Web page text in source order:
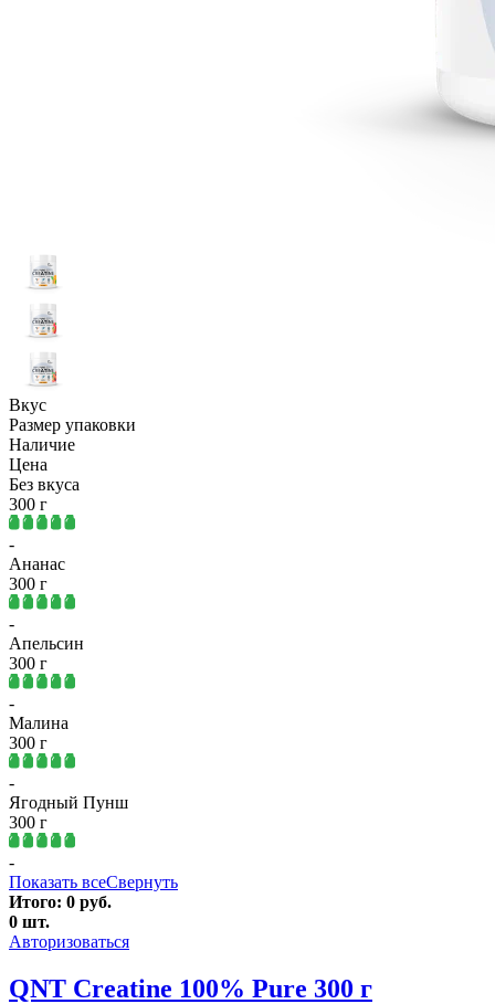
Вкус
Размер упаковки
Наличие
Цена
Без вкуса
300 г
-
Ананас
300 г
-
Апельсин
300 г
-
Малина
300 г
-
Ягодный Пунш
300 г
-
Показать всеСвернуть
Итого: 0 руб.
0 шт.
Авторизоваться
QNT Creatine 100% Pure 300 г